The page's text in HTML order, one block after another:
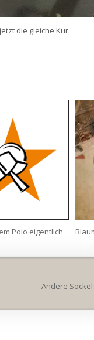
die gleiche Kur.
Polo eigentlich
Andere